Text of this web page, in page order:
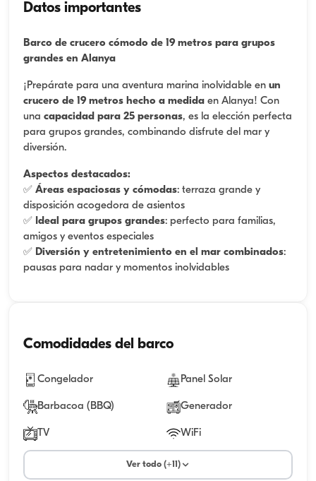
Datos importantes
Barco de crucero cómodo de 19 metros para grupos
grandes en Alanya
¡Prepárate para una aventura marina inolvidable en un
crucero de 19 metros hecho a medida en Alanya! Con
una capacidad para 25 personas, es la elección perfecta
para grupos grandes, combinando disfrute del mar y
diversión.
Aspectos destacados:
✅ Áreas espaciosas y cómodas: terraza grande y
disposición acogedora de asientos
✅ Ideal para grupos grandes: perfecto para familias,
amigos y eventos especiales
✅ Diversión y entretenimiento en el mar combinados:
pausas para nadar y momentos inolvidables
Comodidades del barco
Congelador Panel Solar
Barbacoa (BBQ) Generador
TV WiFi
Ver todo (+11)